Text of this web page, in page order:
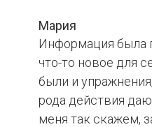
Мария
Информация была
что-то новое для
были и
рода действия
меня так скажем,